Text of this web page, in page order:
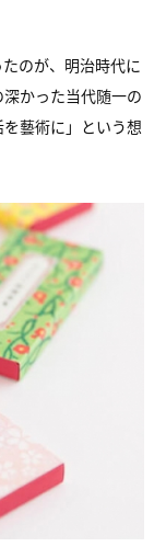
のが、明治時代に
かった当代随一の
藝術に」という想